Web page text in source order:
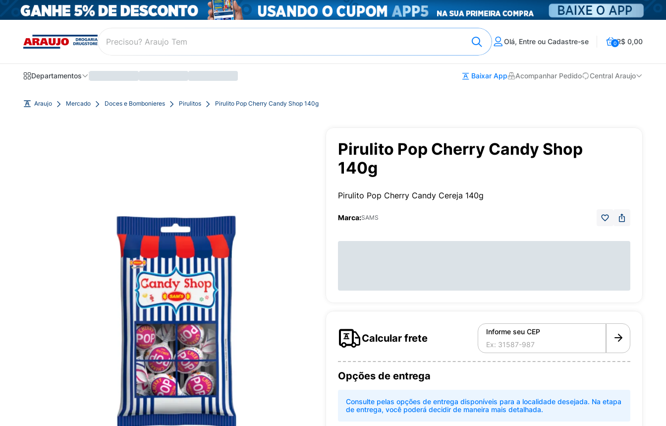
Olá, Entre ou Cadastre-se 0R$ 0,00
Departamentos Baixar App Acompanhar Pedido Central Araujo
Araujo Mercado Doces e Bombonieres Pirulitos Pirulito Pop Cherry Candy Shop 140g
Pirulito Pop Cherry Candy Shop
140g
Pirulito Pop Cherry Candy Cereja 140g
Marca:SAMS
Calcular frete
Informe seu CEP
Opções de entrega
Consulte pelas opções de entrega disponíveis para a localidade desejada. Na etapa
de entrega, você poderá decidir de maneira mais detalhada.